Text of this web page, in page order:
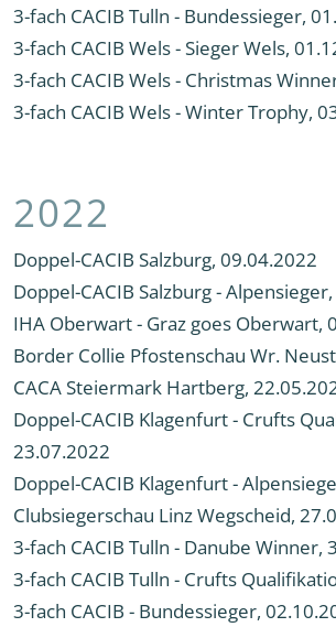
3-fach CACIB Tulln - Bundessieger,
3-fach CACIB Wels - Sieger Wels,
3-fach CACIB Wels - Christmas
3-fach CACIB Wels - Winter Trophy,
2022
Doppel-CACIB Salzburg, 09.04.2022
Doppel-CACIB Salzburg -
IHA Oberwart - Graz goes Oberwart,
Border Collie Pfostenschau Wr.
CACA Steiermark Hartberg,
Doppel-CACIB Klagenfurt - Crufts
23.07.2022
Doppel-CACIB Klagenfurt -
Clubsiegerschau Linz Wegscheid,
3-fach CACIB Tulln - Danube Winner,
3-fach CACIB Tulln - Crufts
3-fach CACIB - Bundessieger,